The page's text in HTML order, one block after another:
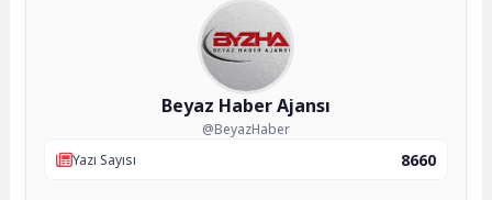
Beyaz Haber Ajansı
@BeyazHaber
Yazı Sayısı
8660